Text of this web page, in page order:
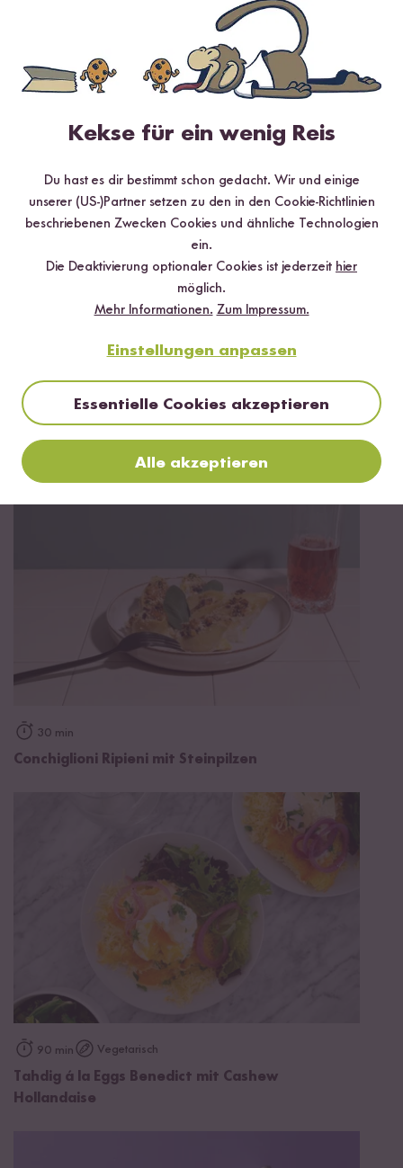
*Das Digitale Rezeptbuch wird dir nach vollständiger Anmeldung zum Newsletter
Mehr Rezepte mit Natives Olivenöl
Antipasti Platte
30 min
Conchiglioni Ripieni mit Steinpilzen
90 min Vegetarisch
Tahdig á la Eggs Benedict mit Cashew
Hollandaise
Kekse für ein wenig Reis
Du hast es dir bestimmt schon gedacht. Wir und einige
unserer (US-)Partner setzen zu den in den Cookie-Richtlinien
beschriebenen Zwecken Cookies und ähnliche Technologien
ein.
Die Deaktivierung optionaler Cookies ist jederzeit hier
möglich.
Mehr Informationen. Zum Impressum.
Einstellungen anpassen
Essentielle Cookies akzeptieren
Alle akzeptieren